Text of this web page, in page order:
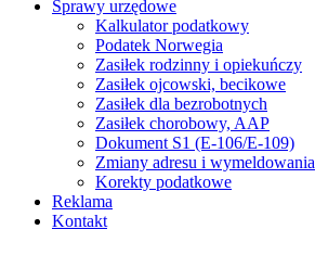
Sprawy urzędowe
Kalkulator podatkowy
Podatek Norwegia
Zasiłek rodzinny i opiekuńczy
Zasiłek ojcowski, becikowe
Zasiłek dla bezrobotnych
Zasiłek chorobowy, AAP
Dokument S1 (E-106/E-109)
Zmiany adresu i wymeldowania
Korekty podatkowe
Reklama
Kontakt